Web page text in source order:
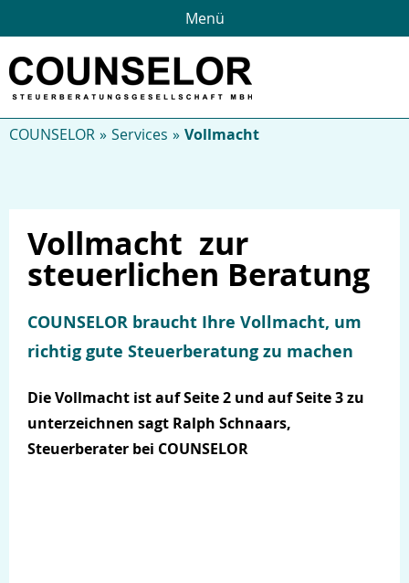
Menü
COUNSELOR Services Vollmacht
Vollmacht zur
steuerlichen Beratung
COUNSELOR braucht Ihre Vollmacht, um
richtig gute Steuerberatung zu machen
Die Vollmacht ist auf Seite 2 und auf Seite 3 zu
unterzeichnen sagt Ralph Schnaars,
Steuerberater bei COUNSELOR